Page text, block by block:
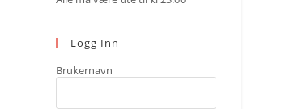
Logg Inn
Brukernavn